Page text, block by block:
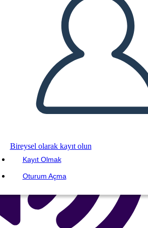
Bireysel olarak kayıt olun
Kayıt Olmak
Oturum Açma
HİKAYE PANOSU OLUŞTUR
GÖSTERİSİNİ OYNAT
BENİ OKU